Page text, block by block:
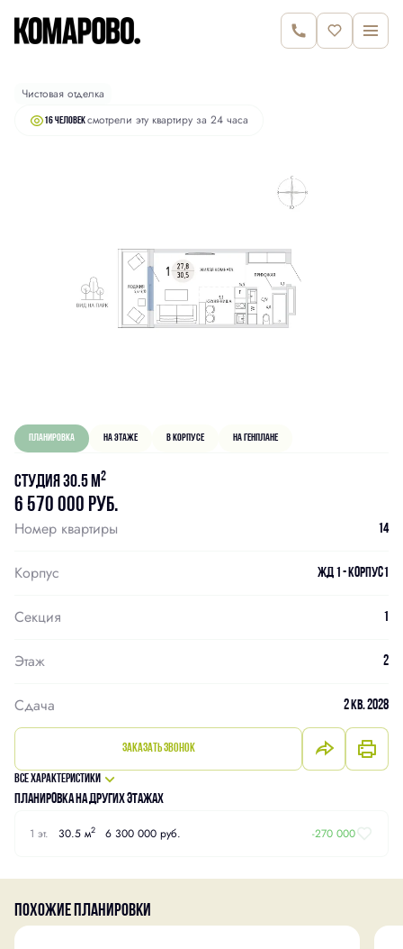
Студия30.5 м2 6 570 000 руб.
Чистовая отделка
16 человексмотрели эту квартиру за 24 часа
Планировка На этаже В корпусе На генплане
Студия 30.5 м2
6 570 000 руб.
Номер квартиры 14
Корпус ЖД 1 - Корпус1
Секция 1
Этаж 2
Сдача 2 кв. 2028
Заказать звонок
Все характеристики
Планировка на других этажах
1 эт. 30.5 м2 6 300 000 руб. -270 000
Похожие планировки